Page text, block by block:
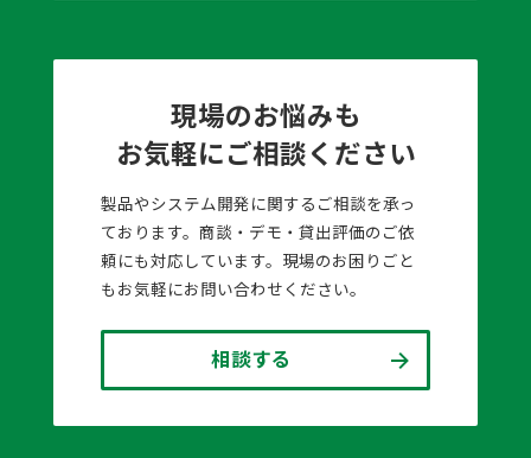
現場のお悩みも
お気軽にご相談ください
製品やシステム開発に関するご相談を承っ
ております。商談・デモ・貸出評価のご依
頼にも対応しています。現場のお困りごと
もお気軽にお問い合わせください。
相談する